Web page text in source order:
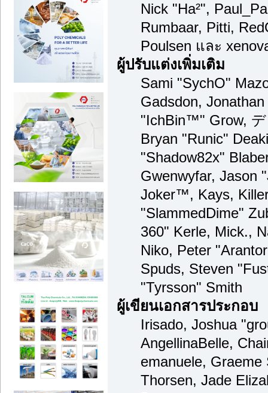
Nick "Ha²",
Rumbaar, Pitti,
Poulsen และ
ผู้ปรับแต่งเพิ่มเติม
Sami "SychO"
Gadsdon,
"IchBin™" Grow,
Bryan "Runic"
"Shadow82x"
Gwenwyfar, Jason
Joker™, Kays,
"SlammedDime"
360" Kerle, Mick.,
Niko, Peter
Spuds, Steven
"Tyrsson" Smith
ผู้เขียนเอกสารประกอบ
Irisado, Joshua
AngellinaBelle,
emanuele,
Thorsen, Jade